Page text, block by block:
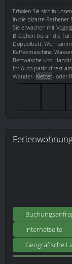
Erholen Sie sich in
in die bizarre Rathener
Sie erwachen mit
Brötchen bis an die
Doppelbett,
Kaffeemaschine,
Bettwäsche und
Ihr Auto parkt direkt
Wander- Kletter- oder
Internetseite
Geografische